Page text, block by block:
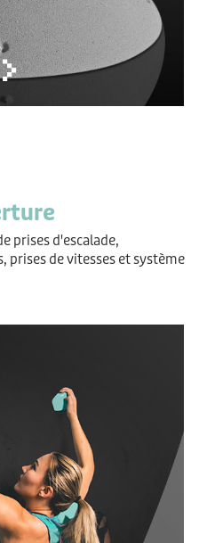
prises d'escalade,
prises de vitesses et système